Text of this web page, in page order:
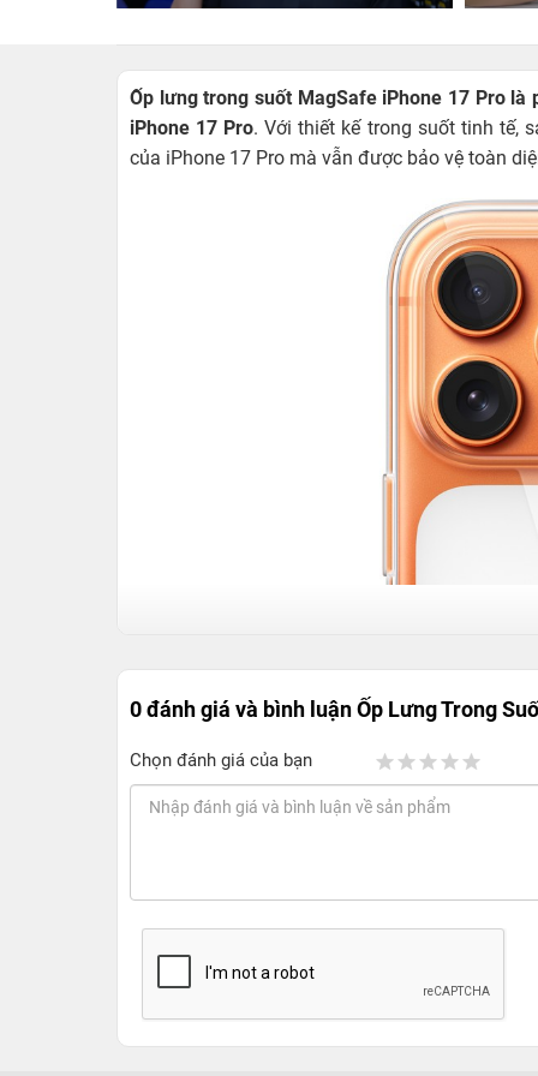
Ốp lưng trong suốt MagSafe iPhone 17 Pro
iPhone 17 Pro. Với thiết kế trong suốt tinh tế,
của iPhone 17 Pro mà vẫn được bảo vệ toàn
0 đánh giá và bình luậnỐp Lưng Trong
Chọn đánh giá của bạn